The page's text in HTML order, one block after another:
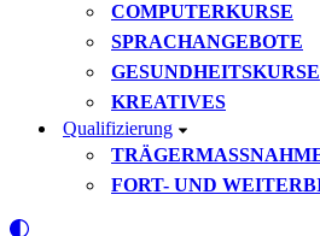
COMPUTERKURSE
SPRACHANGEBOTE
GESUNDHEITSKURSE
KREATIVES
Qualifizierung
FORT- UND